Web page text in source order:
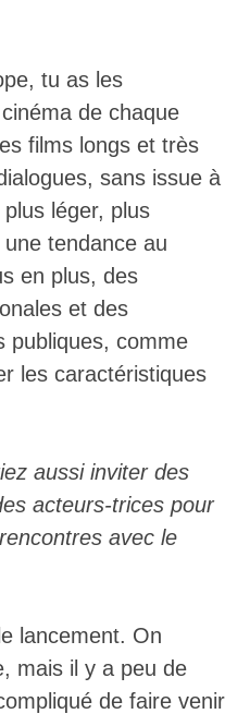
tu as les
de chaque
films longs et très
sans issue à
plus léger, plus
tendance au
en plus, des
et des
publiques, comme
les caractéristiques
aussi inviter des
acteurs-trices pour
avec le
lancement. On
mais il y a peu de
de faire venir